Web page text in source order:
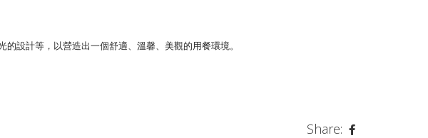
設計等，以營造出一個舒適、溫馨、美觀的用餐環境。
Share: